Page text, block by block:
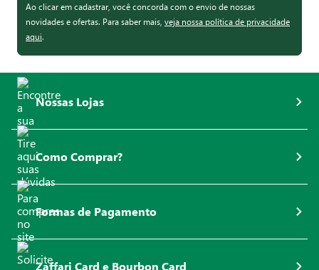
Ao clicar em cadastrar, você concorda com o envio de nossas
novidades e ofertas. Para saber mais, veja nossa política de privacidade
aqui.
Nossas Lojas
Como Comprar?
Formas de Pagamento
Zaffari Card e Bourbon Card